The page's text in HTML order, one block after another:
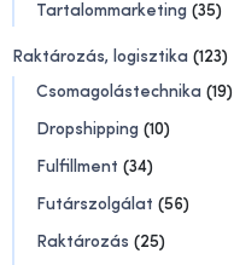
Tartalommarketing (35)
Raktározás, logisztika (123)
Csomagolástechnika (19)
Dropshipping (10)
Fulfillment (34)
Futárszolgálat (56)
Raktározás (25)